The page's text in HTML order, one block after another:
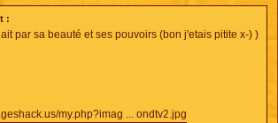
:
par sa beauté et ses pouvoirs (bon j'etais pitite x-) )
my.php?imag ... ondtv2.jpg